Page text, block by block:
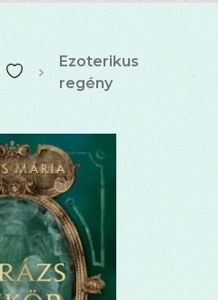
Ezoterikus
regény